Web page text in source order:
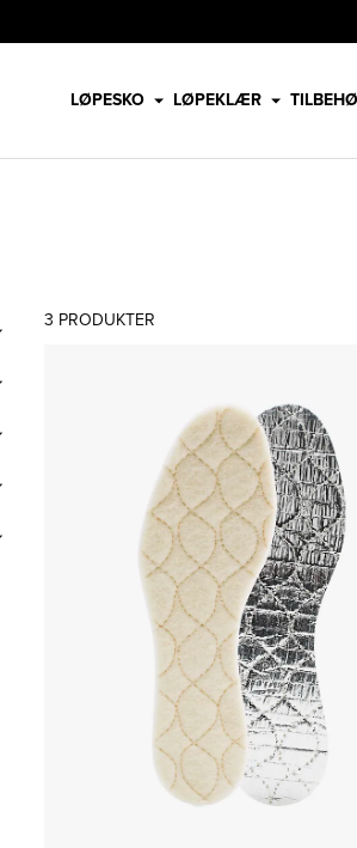
LØPESKO LØPEKLÆR
Produktliste
3 PRODUKTER